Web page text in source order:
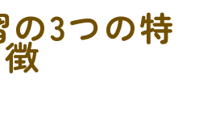
3つの特
徴